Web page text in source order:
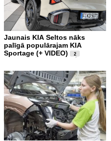
Jaunais KIA Seltos nāks
palīgā populārajam KIA
Sportage (+ VIDEO)
2